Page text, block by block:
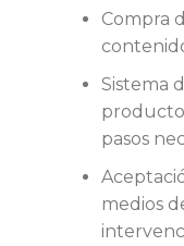
Compra
Sistema
pasos
medios